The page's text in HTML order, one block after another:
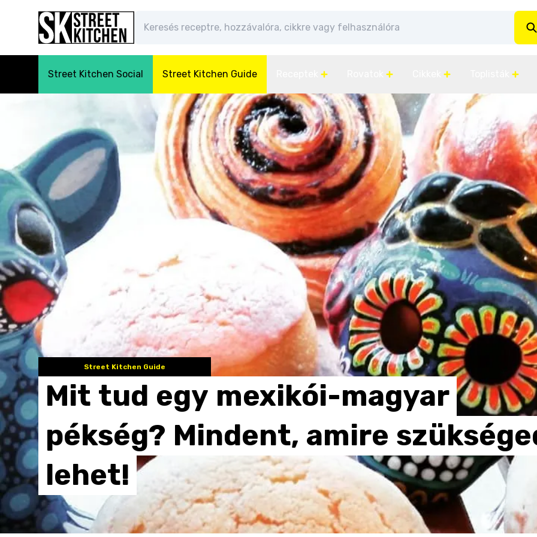
Street Kitchen Social Street Kitchen Guide
Street Kitchen Guide
Mit tud egy mexikói-magyar
pékség? Mindent, amire
lehet!